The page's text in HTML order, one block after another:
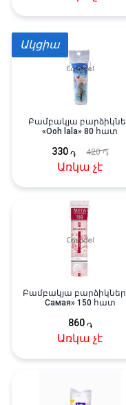
Բամբակյա
«Ooh lala» 80 հատ
330 ֏ 420֏
Առկա չէ
Ակցիա
Բամբակյա բարձիկներ
Самая» 150 հատ
860 ֏
Առկա չէ